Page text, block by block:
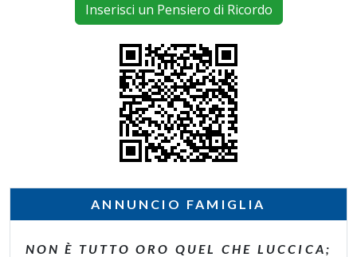
Inserisci un Pensiero di Ricordo
ANNUNCIO FAMIGLIA
NON È TUTTO ORO QUEL CHE LUCCICA;